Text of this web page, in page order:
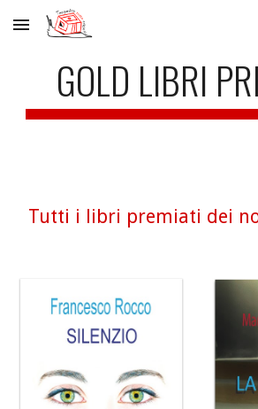
Skip to main content
GOLD LIBRI
Tutti i libri premiati dei